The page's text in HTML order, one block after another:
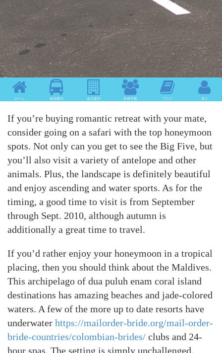
ホーム 車両案内 会社案内 各種手配 ブログ 求人
If you’re buying romantic retreat with your mate,
consider going on a safari with the top honeymoon
spots. Not only can you get to see the Big Five, but
you’ll also visit a variety of antelope and other
animals. Plus, the landscape is definitely beautiful
and enjoy ascending and water sports. As for the
timing, a good time to visit is from September
through Sept. 2010, although autumn is
additionally a great time to travel.
If you’d rather enjoy your honeymoon in a tropical
placing, then you should think about the Maldives.
This archipelago of dua puluh enam coral island
destinations has amazing beaches and jade-colored
waters. A few of the more up to date resorts have
underwater https://mailorder-bride.org/mail-order-
bride-countries/colombian-brides/ clubs and 24-
hour spas. The setting is simply unchallenged,